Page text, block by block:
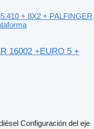
+ 8X2 + PALFINGER
16002 +EURO 5 +
Configuración del eje